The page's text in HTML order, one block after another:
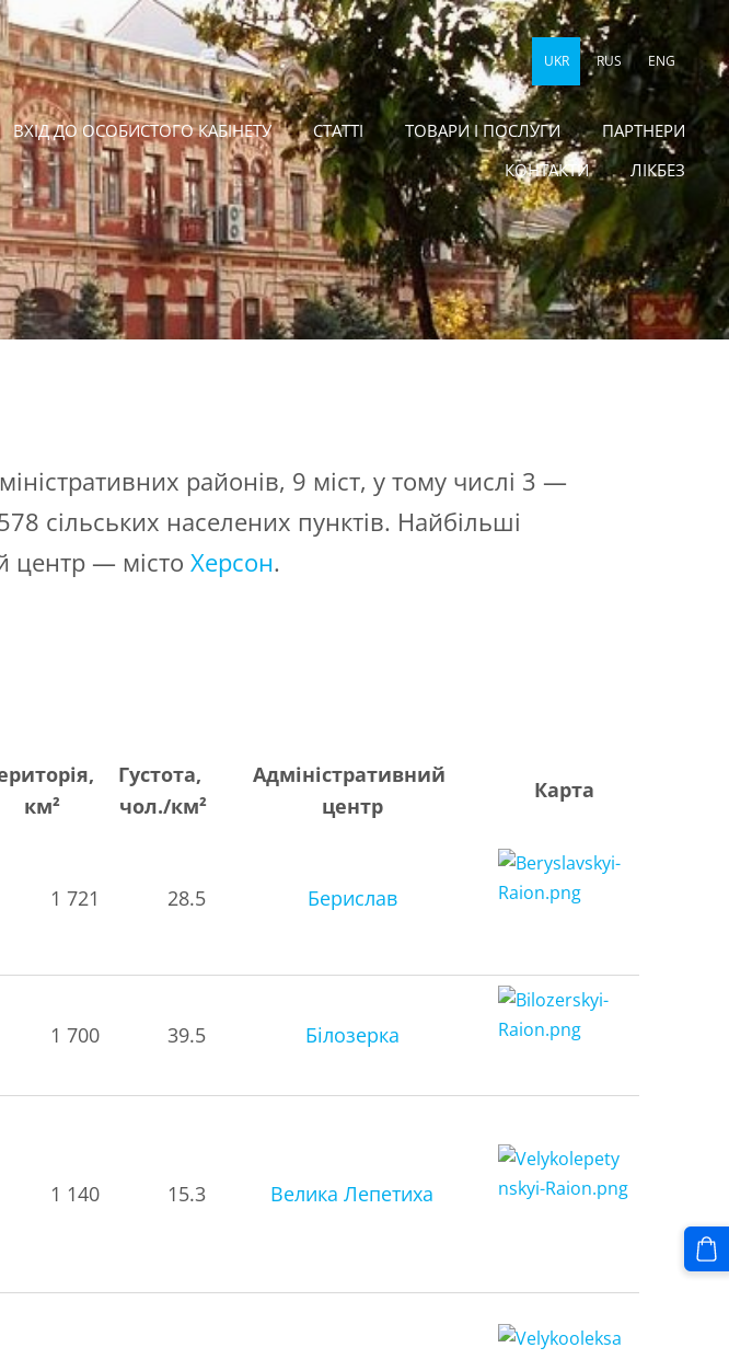
ВХІД ДО ОСОБИСТОГО КАБІНЕТУ СТАТТІ ТОВАРИ І ПОСЛУГИ
ПАРТНЕРИ
КОНТАКТИ
ЛІКБЕЗ
UKR RUS ENG
районів, 9 міст, у тому числі 3 —
сільських населених пунктів. Найбільші
центр — місто Херсон.
км²
Густота,
чол./км²
Адміністративний
центр
Карта
1 721 28.5 Берислав
1 700 39.5 Білозерка
1 140 15.3 Велика Лепетиха